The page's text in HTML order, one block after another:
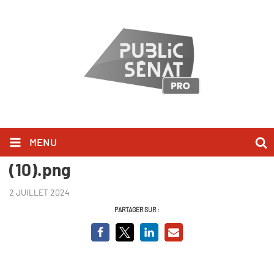
MENU
Championnes, mamans, et alors
(10).png
2 JUILLET 2024
PARTAGER SUR :